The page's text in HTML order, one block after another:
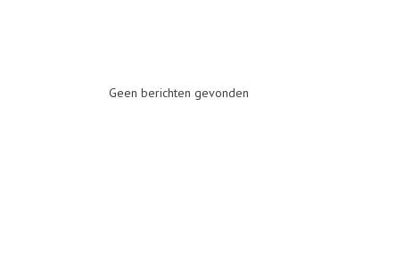
Geen berichten gevonden